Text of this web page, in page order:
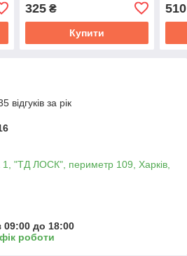
100701202
325₴
Купити
во
510
відгуків за рік
"ТД ЛОСК", периметр 109, Харків,
09:00 до 18:00
роботи